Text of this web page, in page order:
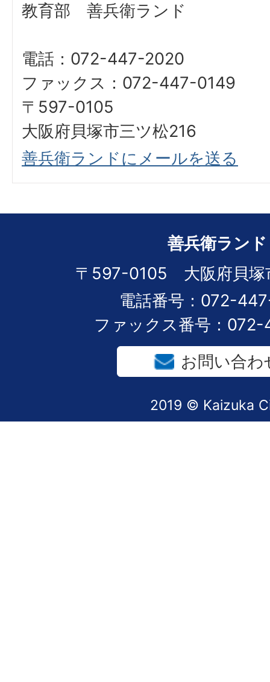
教育部 善兵衛ランド
電話：072-447-2020
ファックス：072-447-0149
〒597-0105
大阪府貝塚市三ツ松216
善兵衛ランドにメールを送る
善兵衛ランド
〒597-0105 大阪府貝塚
電話番号：072-
ファックス番号：
お問い合わ
2019 © Kaizuka